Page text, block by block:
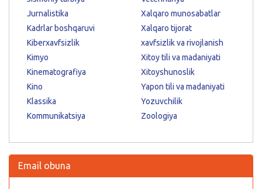
Jurnalistika
Kadrlar boshqaruvi
Kiberxavfsizlik
Kimyo
Kinematografiya
Kino
Klassika
Kommunikatsiya
Xalqaro munosabatlar
Xalqaro tijorat
xavfsizlik va rivojlanish
Xitoy tili va madaniyati
Xitoyshunoslik
Yapon tili va madaniyati
Yozuvchilik
Zoologiya
Email obuna